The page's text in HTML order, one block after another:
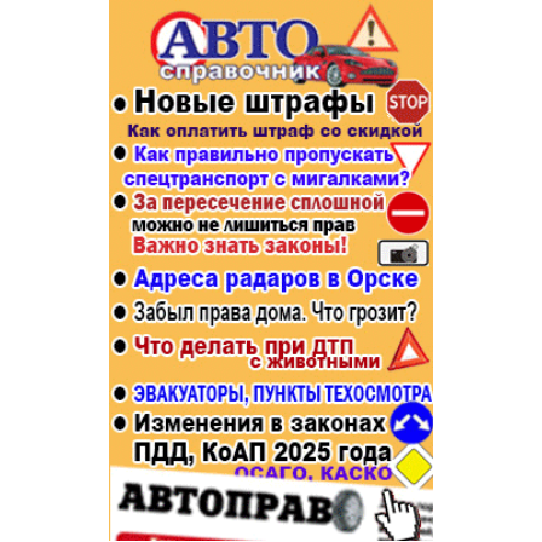
Афиша
Строительство и ремонт
Авто и мото
Рестораны, кафе, бары
Спорт Фитнес
Недвижимость
Красота Косметология
Телекоммуникации и связь
Торговля
Бизнес и финансы
Юристы, Экспертиза, Страхование
Ремонт
Социальные организации
Это интересно
Администрация
Популярное →
Строительство и ремонт